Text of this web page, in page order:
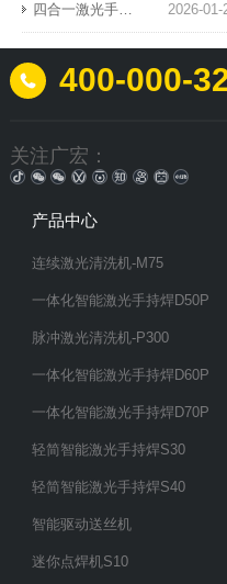
2026-01-
四合一激光手持焊：高效稳定焊接方案
400-000-
关注广宏：
产品中心
连续激光清洗机-M75
一体化智能激光手持焊D50P
脉冲激光清洗机-P300
一体化智能激光手持焊D60P
一体化智能激光手持焊D70P
轻简智能激光手持焊S30
轻简智能激光手持焊S40
智能驱动送丝机
迷你点焊机S10